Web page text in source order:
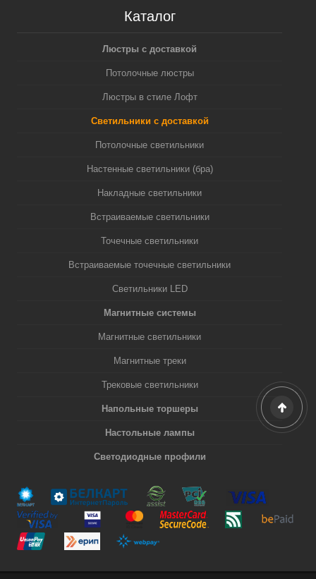
Каталог
Люстры с доставкой
Потолочные люстры
Люстры в стиле Лофт
Светильники с доставкой
Потолочные светильники
Настенные светильники (бра)
Накладные светильники
Встраиваемые светильники
Точечные светильники
Встраиваемые точечные светильники
Светильники LED
Магнитные системы
Магнитные светильники
Магнитные треки
Трековые светильники
Напольные торшеры
Настольные лампы
Светодиодные профили